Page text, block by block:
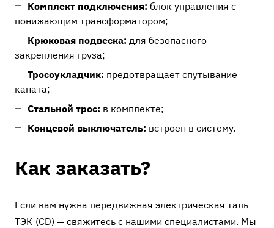
Комплект подключения: блок управления с
понижающим трансформатором;
Крюковая подвеска: для безопасного
закрепления груза;
Тросоукладчик: предотвращает спутывание
каната;
Стальной трос: в комплекте;
Концевой выключатель: встроен в систему.
Как заказать?
Если вам нужна передвижная электрическая таль
ТЭК (CD) — свяжитесь с нашими специалистами. Мы